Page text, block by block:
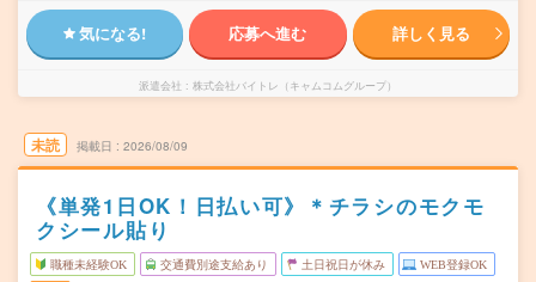
気になる! 応募へ進む 詳しく見る
派遣会社 株式会社バイトレ（キャムコムグループ）
未読 掲載日 2026/08/09
《単発1日OK！日払い可》＊チラシのモクモ
クシール貼り
職種未経験OK 交通費別途支給あり 土日祝日が休み WEB登録OK